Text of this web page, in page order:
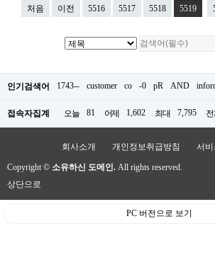
처음 이전 5516 5517 5518 5519
인기검색어 1743-- customer co -0 pR AND
접속자집계 오늘 81 어제 1,602 최대 7,795 전
회사소개 개인정보취급방침 서
Copyright © 소유하신 도메인. All rights reserved.
상단으로
PC 버전으로 보기